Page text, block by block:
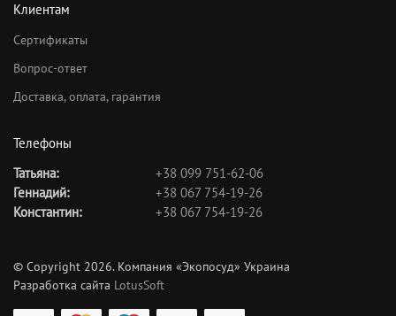
Клиентам
Сертификаты
Вопрос-ответ
Доставка, оплата, гарантия
Телефоны
Татьяна:
+38 099 751-62-06
Геннадий:
+38 067 754-19-26
Константин:
+38 067 754-19-26
© Copyright 2026. Компания «Экопосуд» Украина
Разработка сайта LotusSoft